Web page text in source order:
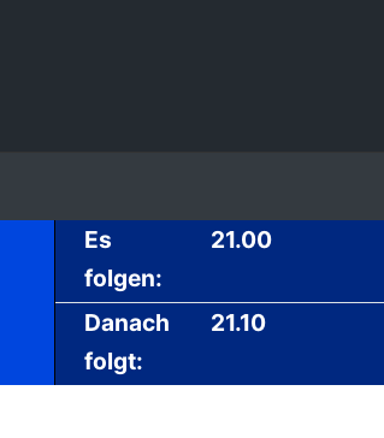
Es
folgen:
21.00
Danach
folgt:
21.10